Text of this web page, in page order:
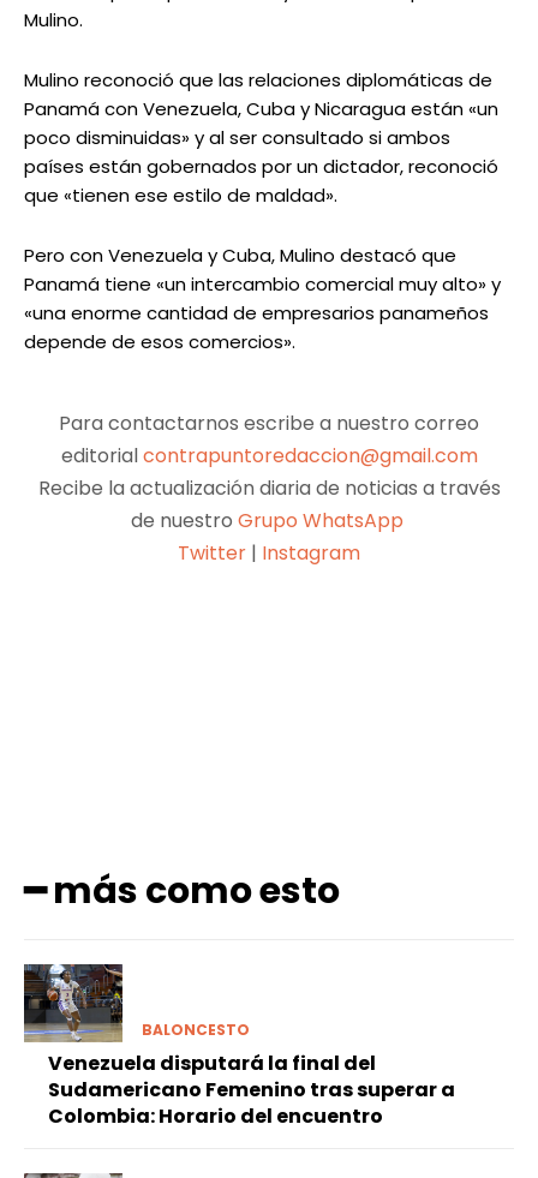
Mulino.
Mulino reconoció que las relaciones diplomáticas de
Panamá con Venezuela, Cuba y Nicaragua están «un
poco disminuidas» y al ser consultado si ambos
países están gobernados por un dictador, reconoció
que «tienen ese estilo de maldad».
Pero con Venezuela y Cuba, Mulino destacó que
Panamá tiene «un intercambio comercial muy alto» y
«una enorme cantidad de empresarios panameños
depende de esos comercios».
Para contactarnos escribe a nuestro correo
editorialcontrapuntoredaccion@gmail.com
Recibe la actualización diaria de noticias a través
de nuestro Grupo WhatsApp
Twitter | Instagram
━ más como esto
BALONCESTO
Venezuela disputará la final del
Sudamericano Femenino tras superar a
Colombia: Horario del encuentro